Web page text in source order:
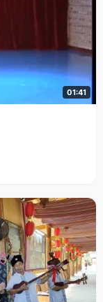
，真正考验学生实力
军覆没，"以前自己都
就淹没在其中。"因为
综科目有了一个大塌
里哭了三天，问自
决定从头做起。买辅
。当应该查缺补漏的
部做完。"那时候，杨
问，最基本的习题也
当时同学里流传一句
总能看到他们背后跟
写照。杨清说："我
答我很厚脸皮的问
连续感冒，整个防疫
七天鲜花，一个四十
" 高考之前，
堂的饭菜，就特意去
体不好，杨清的心情
掉，看不了书，上不
的饭菜走进房间的时
清明显的看到爸爸的
爸爸是我最感谢，也
01:41